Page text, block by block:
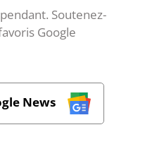
Soutenez-
Google
News